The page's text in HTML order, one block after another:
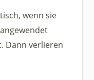
wenn sie
Dann verlieren